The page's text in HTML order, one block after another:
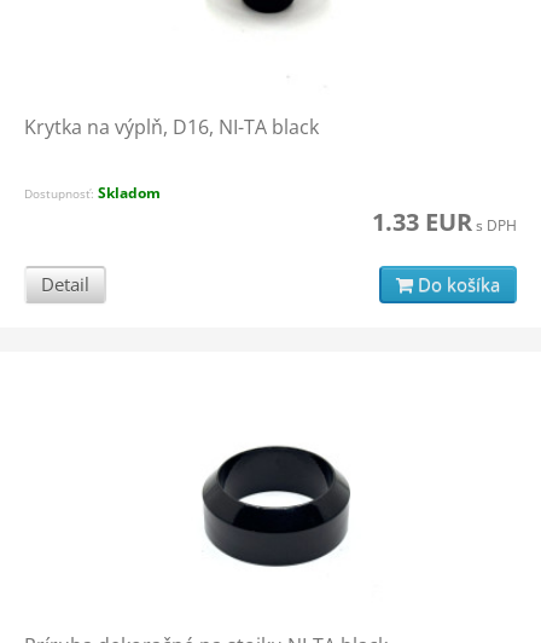
Krytka na výplň, D16, NI-TA black
Dostupnosť: Skladom
1.33 EURs DPH
Detail Do košíka